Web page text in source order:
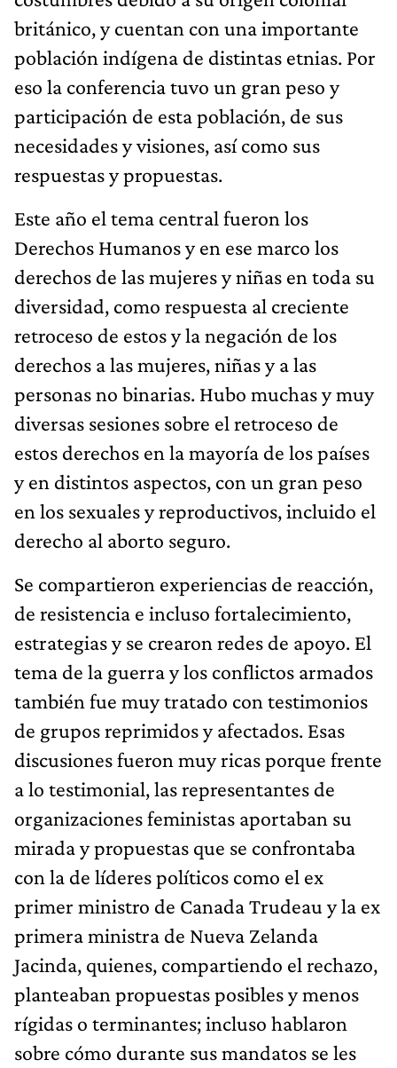
británico, y cuentan con una importante
población indígena de distintas etnias. Por
eso la conferencia tuvo un gran peso y
participación de esta población, de sus
necesidades y visiones, así como sus
respuestas y propuestas.
Este año el tema central fueron los
Derechos Humanos y en ese marco los
derechos de las mujeres y niñas en toda su
diversidad, como respuesta al creciente
retroceso de estos y la negación de los
derechos a las mujeres, niñas y a las
personas no binarias. Hubo muchas y muy
diversas sesiones sobre el retroceso de
estos derechos en la mayoría de los países
y en distintos aspectos, con un gran peso
en los sexuales y reproductivos, incluido el
derecho al aborto seguro.
Se compartieron experiencias de reacción,
de resistencia e incluso fortalecimiento,
estrategias y se crearon redes de apoyo. El
tema de la guerra y los conflictos armados
también fue muy tratado con testimonios
de grupos reprimidos y afectados. Esas
discusiones fueron muy ricas porque frente
a lo testimonial, las representantes de
organizaciones feministas aportaban su
mirada y propuestas que se confrontaba
con la de líderes políticos como el ex
primer ministro de Canada Trudeau y la ex
primera ministra de Nueva Zelanda
Jacinda, quienes, compartiendo el rechazo,
planteaban propuestas posibles y menos
rígidas o terminantes; incluso hablaron
sobre cómo durante sus mandatos se les